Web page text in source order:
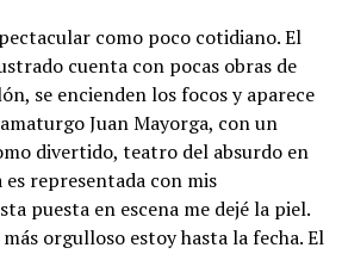
como poco cotidiano. El
cuenta con pocas obras de
se encienden los focos y aparece
Juan Mayorga, con un
divertido, teatro del absurdo en
representada con mis
puesta en escena me dejé la piel.
orgulloso estoy hasta la fecha. El